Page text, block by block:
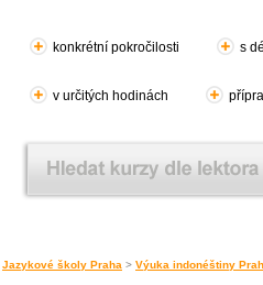
konkrétní pokročilosti s
v určitých hodinách
Jazykové školy Praha > Výuka indonéštiny